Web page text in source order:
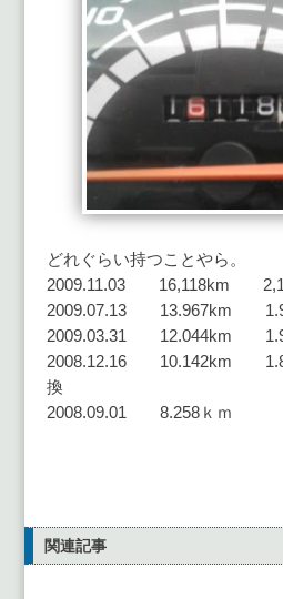
どれぐらい持つことやら。
2009.11.03 16,118km
2009.07.13 13.967km
2009.03.31 12.044km
2008.12.16 10.142km
換
2008.09.01 8.258ｋｍ
関連記事